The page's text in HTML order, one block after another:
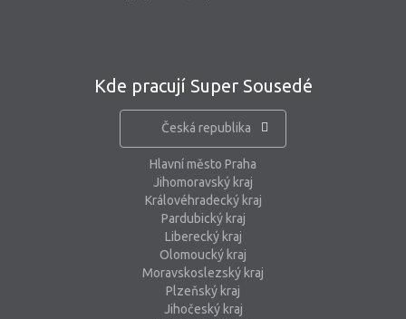
Kde pracují Super Sousedé
Česká republika
Hlavní město Praha
Jihomoravský kraj
Královéhradecký kraj
Pardubický kraj
Liberecký kraj
Olomoucký kraj
Moravskoslezský kraj
Plzeňský kraj
Jihočeský kraj